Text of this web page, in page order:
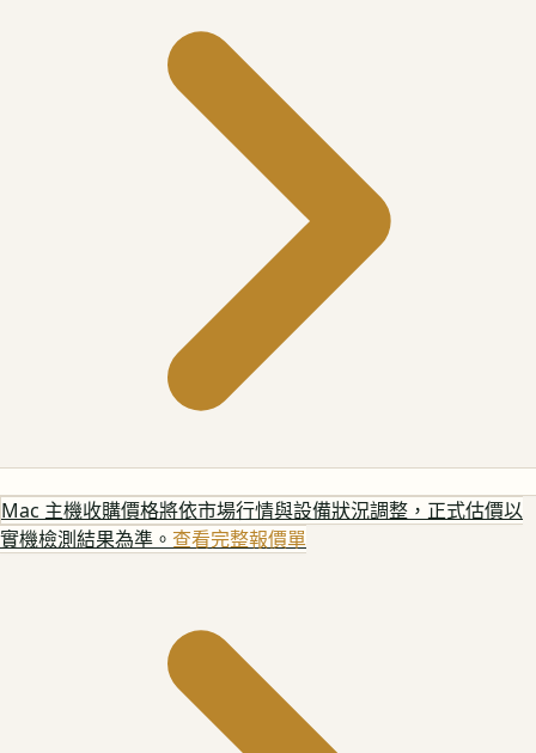
Mac 主機收購價格將依市場行情與設備狀況調整，正式估價以
實機檢測結果為準。 查看完整報價單